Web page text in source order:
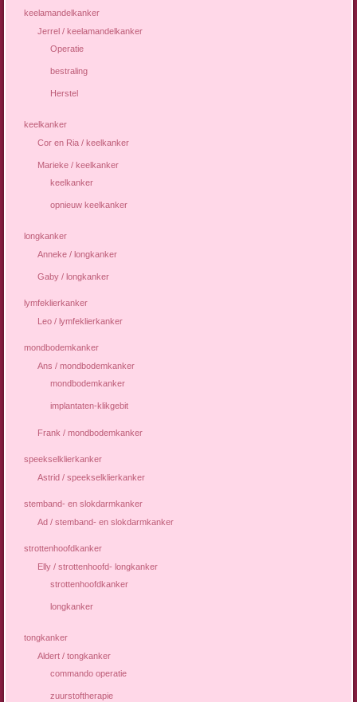
keelamandelkanker
Jerrel / keelamandelkanker
Operatie
bestraling
Herstel
keelkanker
Cor en Ria / keelkanker
Marieke / keelkanker
keelkanker
opnieuw keelkanker
longkanker
Anneke / longkanker
Gaby / longkanker
lymfeklierkanker
Leo / lymfeklierkanker
mondbodemkanker
Ans / mondbodemkanker
mondbodemkanker
implantaten-klikgebit
Frank / mondbodemkanker
speekselklierkanker
Astrid / speekselklierkanker
stemband- en slokdarmkanker
Ad / stemband- en slokdarmkanker
strottenhoofdkanker
Elly / strottenhoofd- longkanker
strottenhoofdkanker
longkanker
tongkanker
Aldert / tongkanker
commando operatie
zuurstoftherapie